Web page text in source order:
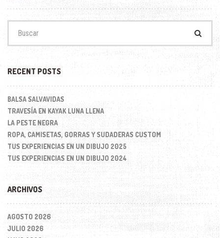
RECENT POSTS
BALSA SALVAVIDAS
TRAVESÍA EN KAYAK LUNA LLENA
LA PESTE NEGRA
ROPA, CAMISETAS, GORRAS Y SUDADERAS CUSTOM
TUS EXPERIENCIAS EN UN DIBUJO 2025
TUS EXPERIENCIAS EN UN DIBUJO 2024
ARCHIVOS
AGOSTO 2026
JULIO 2026